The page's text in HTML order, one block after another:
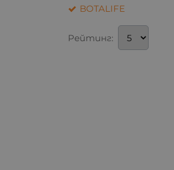
BOTALIFE
Рейтинг: